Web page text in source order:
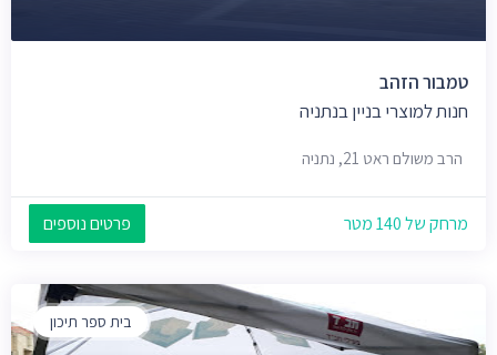
טמבור הזהב
חנות למוצרי בניין בנתניה
הרב משולם ראט 21, נתניה
מרחק של 140 מטר פרטים נוספים
בית ספר תיכון